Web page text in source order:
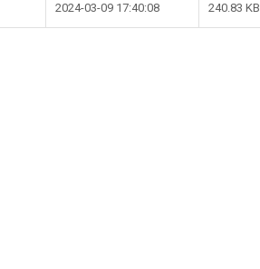
2024-03-09 17:40:08 240.83 KB